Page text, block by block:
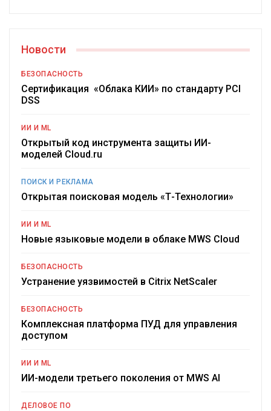
Новости
БЕЗОПАСНОСТЬ
Сертификация «Облака КИИ» по стандарту PCI
DSS
ИИ И ML
Открытый код инструмента защиты ИИ-
моделей Cloud.ru
ПОИСК И РЕКЛАМА
Открытая поисковая модель «Т-Технологии»
ИИ И ML
Новые языковые модели в облаке MWS Cloud
БЕЗОПАСНОСТЬ
Устранение уязвимостей в Citrix NetScaler
БЕЗОПАСНОСТЬ
Комплексная платформа ПУД для управления
доступом
ИИ И ML
ИИ-модели третьего поколения от MWS AI
ДЕЛОВОЕ ПО